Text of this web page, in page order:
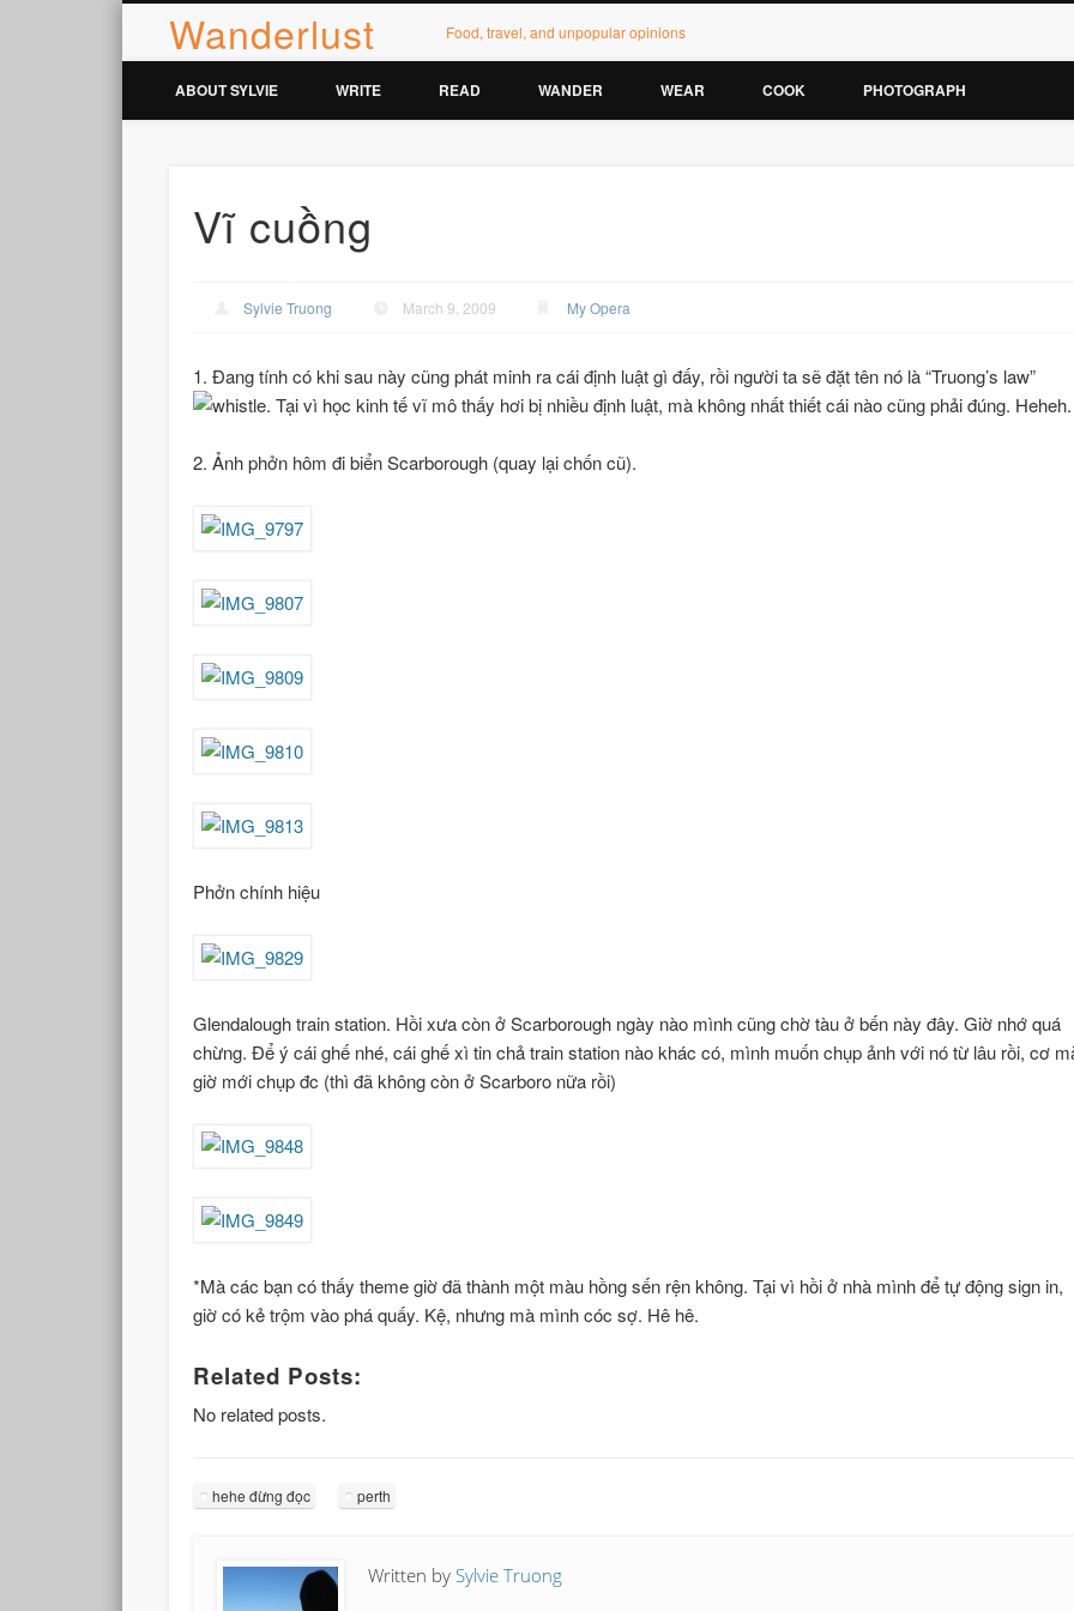
Wanderlust Food, travel, and unpopular opinions
Vimeo
ABOUT SYLVIE WRITE READ WANDER WEAR COOK PHOTOGRAPH
Vĩ cuồng
Sylvie Truong March 9, 2009 My Opera
1. Đang tính có khi sau này cũng phát minh ra cái định luật gì đấy, rồi người ta sẽ đặt tên nó là “Truong’s law”
. Tại vì học kinh tế vĩ mô thấy hơi bị nhiều định luật, mà không nhất thiết cái nào cũng phải đúng. Heheh.
2. Ảnh phởn hôm đi biển Scarborough (quay lại chốn cũ).
Phởn chính hiệu
Glendalough train station. Hồi xưa còn ở Scarborough ngày nào mình cũng chờ tàu ở bến này đây. Giờ nhớ quá
chừng. Để ý cái ghế nhé, cái ghế xì tin chả train station nào khác có, mình muốn chụp ảnh với nó từ lâu rồi, cơ
giờ mới chụp đc (thì đã không còn ở Scarboro nữa rồi)
*Mà các bạn có thấy theme giờ đã thành một màu hồng sến rện không. Tại vì hồi ở nhà mình để tự động sign in,
giờ có kẻ trộm vào phá quấy. Kệ, nhưng mà mình cóc sợ. Hê hê.
Related Posts:
No related posts.
hehe đừng đọc perth
Written by Sylvie Truong